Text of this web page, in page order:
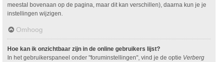
meestal bovenaan op de pagina, maar dit kan verschillen), daarna kun je je
instellingen wijzigen.
Omhoog
Hoe kan ik onzichtbaar zijn in de online gebruikers lijst?
In het gebruikerspaneel onder "foruminstellingen", vind je de optie Verberg